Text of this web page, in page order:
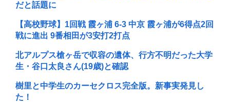
だと話題に
【高校野球】1回戦 霞ヶ浦 6-3 中京 霞ヶ浦が6得点2回
戦に進出 9番相田が3安打2打点
北アルプス槍ヶ岳で収容の遺体、行方不明だった大学
生・谷口太良さん(19歳)と確認
樹里と中学生のカーセクロス完全版。新事実発見し
た！